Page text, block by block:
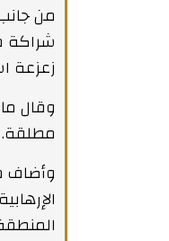
من
شراكة
زعزعة
وقال
مطلقة.
وأضاف